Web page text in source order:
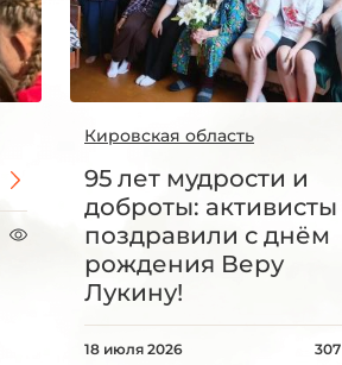
Кировская область
95 лет мудрости и
доброты: активисты
поздравили с днём
рождения Веру
Лукину!
18 июля 2026 307